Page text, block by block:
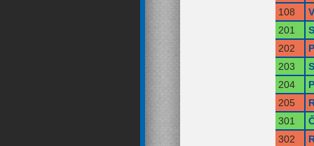
108
201
202
203
204
205
301
302